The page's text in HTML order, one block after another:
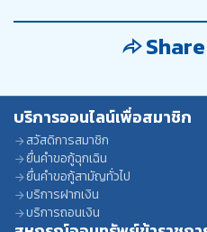
บริการออนไลน์เพื่อสมาชิก
สวัสดิการสมาชิก
ยื่นคำขอกู้ฉุกเฉิน
ยื่นคำขอกู้สามัญทั่วไป
บริการฝากเงิน
บริการถอนเงิน